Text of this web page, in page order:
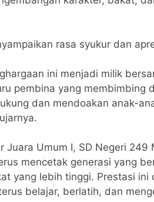
rasa syukur dan
ini menjadi milik
pembina yang membimbing
dan mendoakan anak-
Juara Umum I, SD Negeri 249
mencetak generasi yang
yang lebih tinggi. Prestasi ini
belajar, berlatih, dan